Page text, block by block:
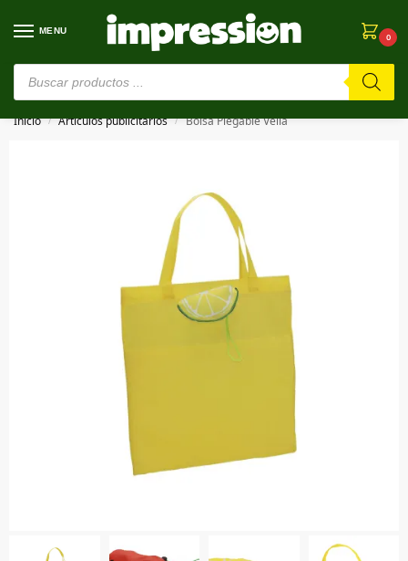
MENU
0
⚠️ Estamos en pruebas. Si algo falla, ¡Perdón!⚠️
Inicio / Artículos publicitarios / Bolsa Plegable Velia